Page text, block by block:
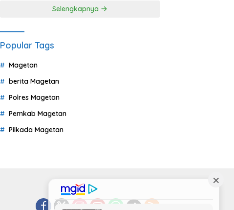
Selengkapnya
Popular Tags
Magetan
berita Magetan
Polres Magetan
Pemkab Magetan
Pilkada Magetan